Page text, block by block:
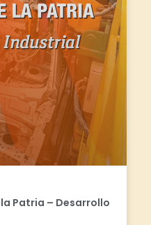
Patria – Desarrollo